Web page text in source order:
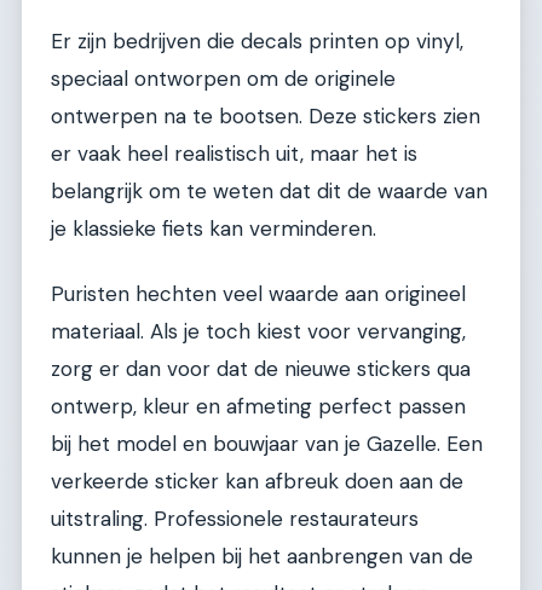
Er zijn bedrijven die decals printen op vinyl,
speciaal ontworpen om de originele
ontwerpen na te bootsen. Deze stickers zien
er vaak heel realistisch uit, maar het is
belangrijk om te weten dat dit de waarde van
je klassieke fiets kan verminderen.
Puristen hechten veel waarde aan origineel
materiaal. Als je toch kiest voor vervanging,
zorg er dan voor dat de nieuwe stickers qua
ontwerp, kleur en afmeting perfect passen
bij het model en bouwjaar van je Gazelle. Een
verkeerde sticker kan afbreuk doen aan de
uitstraling. Professionele restaurateurs
kunnen je helpen bij het aanbrengen van de